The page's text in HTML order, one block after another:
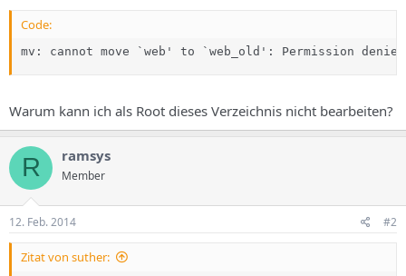
e
m
m
Code:
mv: cannot move `web' to `web_old': Permission denied
Warum kann ich als Root dieses Verzeichnis nicht bearbeiten?
R ramsys
Member
12. Feb. 2014 #2
Zitat von suther: